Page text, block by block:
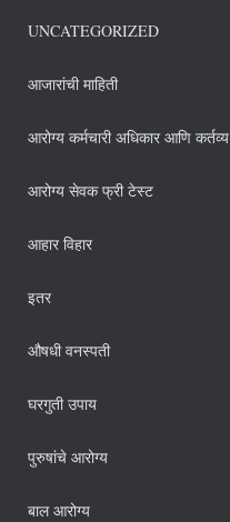
UNCATEGORIZED
आजारांची माहिती
आरोग्य कर्मचारी अधिकार आणि कर्तव्य
आरोग्य सेवक फ्री टेस्ट
आहार विहार
इतर
औषधी वनस्पती
घरगुती उपाय
पुरुषांचे आरोग्य
बाल आरोग्य